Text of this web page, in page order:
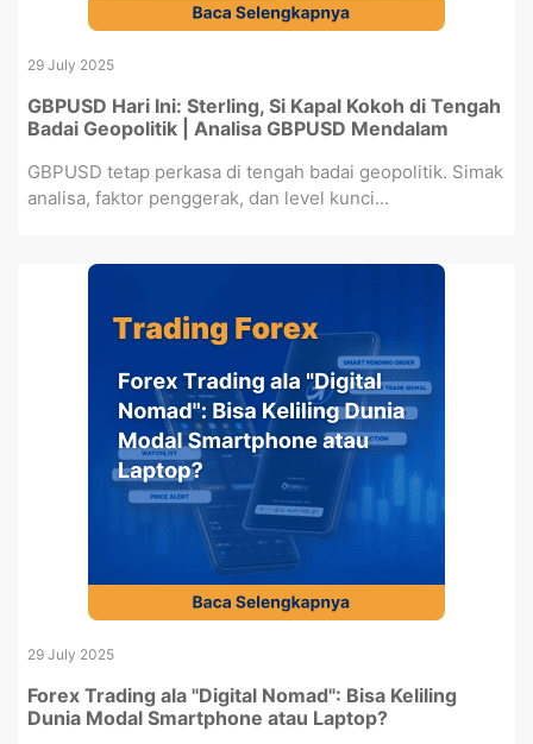
29 July 2025
GBPUSD Hari Ini: Sterling, Si Kapal Kokoh di Tengah
Badai Geopolitik | Analisa GBPUSD Mendalam
GBPUSD tetap perkasa di tengah badai geopolitik. Simak
analisa, faktor penggerak, dan level kunci...
29 July 2025
Forex Trading ala "Digital Nomad": Bisa Keliling
Dunia Modal Smartphone atau Laptop?